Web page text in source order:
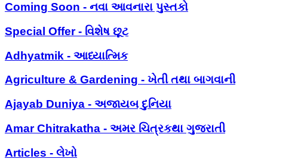
Coming Soon - નવા આવનારા પુસ્તકો
Special Offer - વિશેષ છૂટ
Adhyatmik - આધ્યાત્મિક
Agriculture & Gardening - ખેતી તથા બાગવાની
Ajayab Duniya - અજાયબ દુનિયા
Amar Chitrakatha - અમર ચિત્રકથા ગુજરાતી
Articles - લેખો